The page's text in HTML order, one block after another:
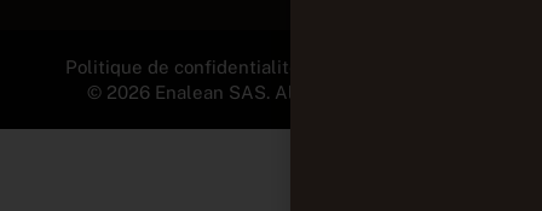
Politique de confidentialité et Mentions légales
© 2026 Enalean SAS. All Rights Reserved.